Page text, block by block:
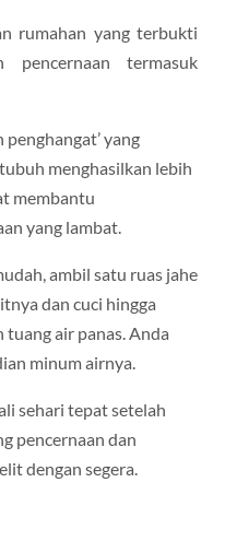
rumahan yang terbukti
pencernaan termasuk
penghangat’ yang
menghasilkan lebih
membantu
yang lambat.
ambil satu ruas jahe
dan cuci hingga
tuang air panas. Anda
minum airnya.
sehari tepat setelah
pencernaan dan
dengan segera.